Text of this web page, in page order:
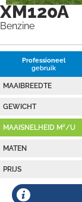
XM120A
Benzine
Professioneel
gebruik
MAAIBREEDTE
GEWICHT
MAAISNELHEID M²/U
MATEN
PRIJS